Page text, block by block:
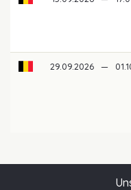
29.09.2026 —